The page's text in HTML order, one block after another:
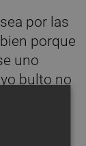
por las
porque
uno
bulto no
en la